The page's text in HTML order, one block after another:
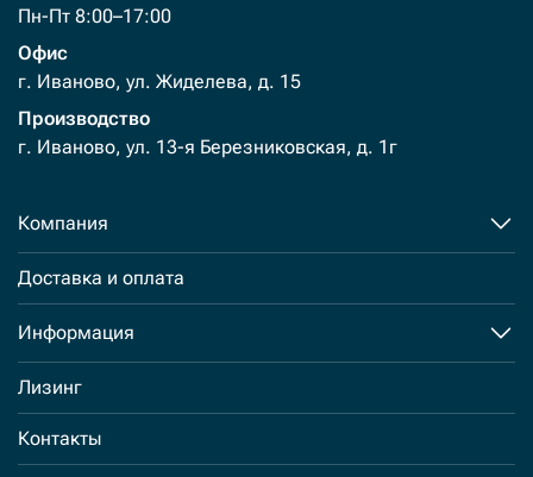
Пн-Пт 8:00–17:00
Офис
г. Иваново, ул. Жиделева, д. 15
Производство
г. Иваново, ул. 13-я Березниковская, д. 1г
Компания
Доставка и оплата
Информация
Лизинг
Контакты